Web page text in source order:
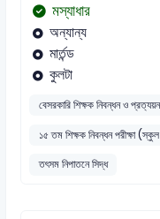
মস্যাধার
অন্যান্য
মার্তন্ড
কুলটা
বেসরকারি শিক্ষক নিবন্ধন ও
১৫ তম শিক্ষক নিবন্ধন পরীক্ষা
তৎসম নিপাতনে সিদ্ধ